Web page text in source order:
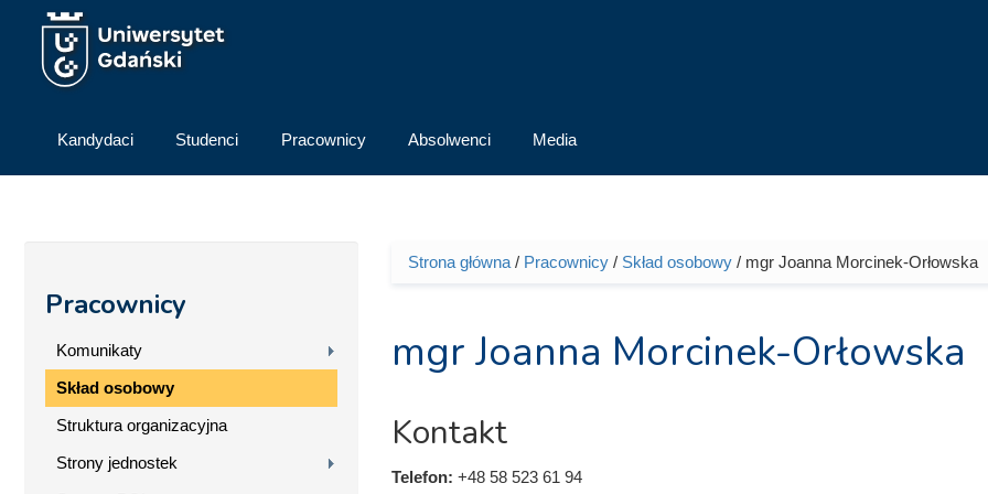
Przejdź do treści
Kandydaci Studenci Pracownicy Absolwenci Media
Pracownicy
Komunikaty
Skład osobowy
Struktura organizacyjna
Strony jednostek
Jesteś tutaj
Strona główna/ Pracownicy/ Skład osobowy/ mgr Joanna Morcinek-Orłowska
mgr Joanna Morcinek-Orłowska
Kontakt
Telefon: +48 58 523 61 94